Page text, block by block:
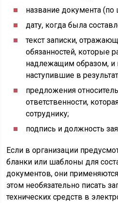
название документа (по
дату, когда была
текст записки,
обязанностей, которые
надлежащим образом, и
наступившие в
предложения
ответственности,
сотруднику;
подпись и должность
Если в организации
бланки или шаблоны для
документов, они
этом необязательно писать
технических средств в